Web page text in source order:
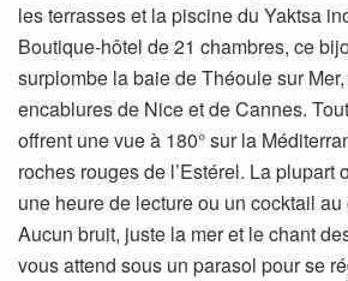
les terrasses et la piscine du Yaktsa
Boutique-hôtel de 21 chambres, ce
surplombe la baie de Théoule sur
encablures de Nice et de Cannes.
offrent une vue à 180° sur la
roches rouges de l’Estérel. La plupart
une heure de lecture ou un cocktail
Aucun bruit, juste la mer et le chant
vous attend sous un parasol pour se